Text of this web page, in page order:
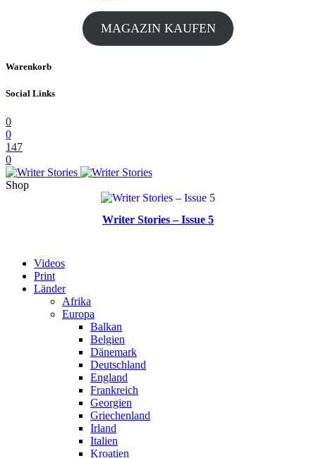
MAGAZIN KAUFEN
Warenkorb
Social Links
0
0
147
0
Shop
Writer Stories – Issue 5
Videos
Print
Länder
Afrika
Europa
Balkan
Belgien
Dänemark
Deutschland
England
Frankreich
Georgien
Griechenland
Irland
Italien
Kroatien